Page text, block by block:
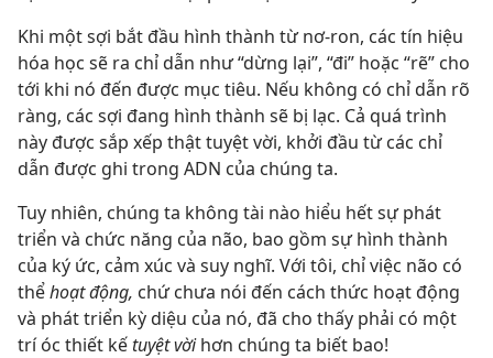
Khi một sợi bắt đầu hình thành từ nơ-ron, các tín hiệu
hóa học sẽ ra chỉ dẫn như “dừng lại”, “đi” hoặc “rẽ” cho
tới khi nó đến được mục tiêu. Nếu không có chỉ dẫn rõ
ràng, các sợi đang hình thành sẽ bị lạc. Cả quá trình
này được sắp xếp thật tuyệt vời, khởi đầu từ các chỉ
dẫn được ghi trong ADN của chúng ta.
Tuy nhiên, chúng ta không tài nào hiểu hết sự phát
triển và chức năng của não, bao gồm sự hình thành
của ký ức, cảm xúc và suy nghĩ. Với tôi, chỉ việc não có
thểhoạt động, chứ chưa nói đến cách thức hoạt động
và phát triển kỳ diệu của nó, đã cho thấy phải có một
trí óc thiết kế tuyệt vờihơn chúng ta biết bao!